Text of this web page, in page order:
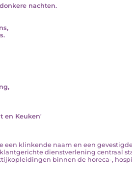
nachten.
en Keuken'
een klinkende naam en een
dienstverlening centraal
binnen de horeca-,